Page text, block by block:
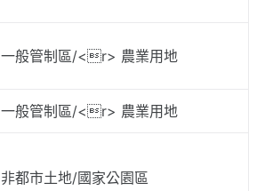
一般管制區/<r> 農業用地
一般管制區/<r> 農業用地
非都市土地/國家公園區